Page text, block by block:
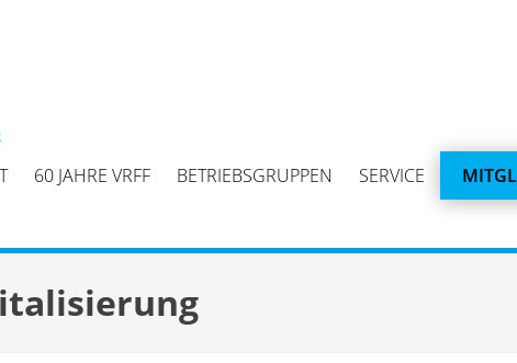
60 JAHRE VRFF BETRIEBSGRUPPEN SERVICE